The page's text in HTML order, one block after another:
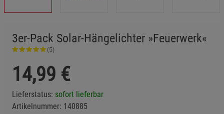
3er-Pack Solar-Hängelichter »Feuerwerk«
(5)
14,99 €
Lieferstatus: sofort lieferbar
Artikelnummer: 140885